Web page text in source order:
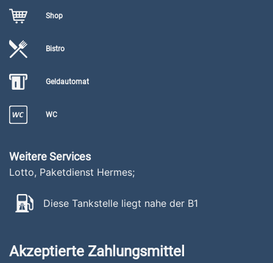
Shop
Bistro
Geldautomat
WC
Weitere Services
Lotto, Paketdienst Hermes;
Diese Tankstelle liegt nahe der B1
Akzeptierte Zahlungsmittel